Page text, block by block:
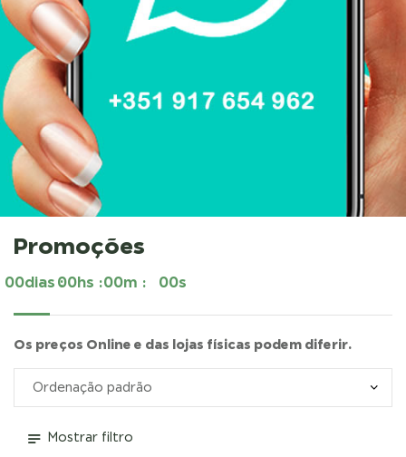
Promoções
00dias 00hs 00m 00s
Os preços Online e das lojas físicas podem diferir.
Mostrar filtro